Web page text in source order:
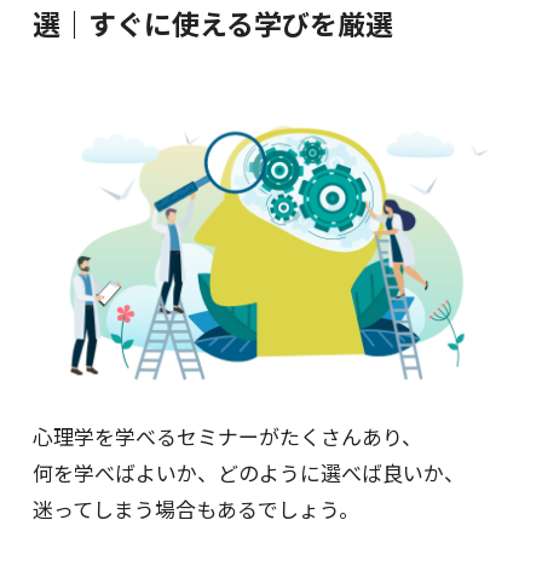
選｜すぐに使える学びを厳選
心理学を学べるセミナーがたくさんあり、
何を学べばよいか、どのように選べば良いか、
迷ってしまう場合もあるでしょう。